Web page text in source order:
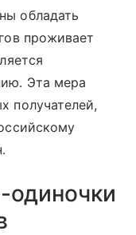
обладать
проживает
Эта мера
получателей,
одиночки